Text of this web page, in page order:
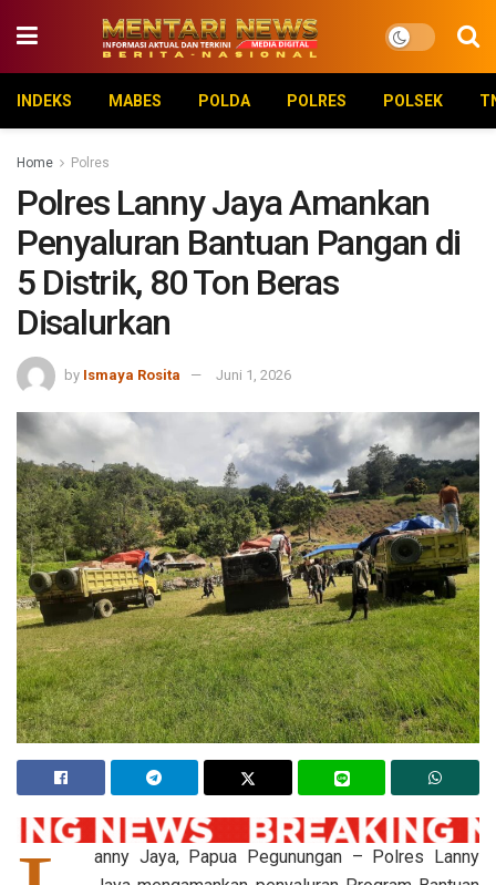
INDEKS MABES POLDA POLRES POLSEK
Home Polres
Polres Lanny Jaya Amankan
Penyaluran Bantuan Pangan di
5 Distrik, 80 Ton Beras
Disalurkan
by Ismaya Rosita Juni 1, 2026
anny Jaya, Papua Pegunungan – Polres Lanny